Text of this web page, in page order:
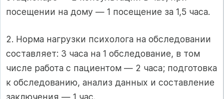
посещении на дому — 1 посещение за 1,5 часа.
2. Норма нагрузки психолога на обследовании
составляет: 3 часа на 1 обследование, в том
числе работа с пациентом — 2 часа; подготовка
к обследованию, анализ данных и составление
заключения — 1 час.